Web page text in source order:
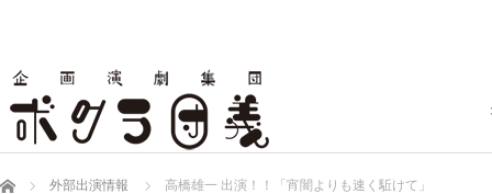
ホーム 外部出演情報 高橋雄一 出演！！「宵闇よりも速く駈けて」